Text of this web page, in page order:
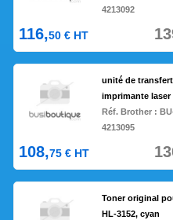
4213092
116,50 € HT
unité de
imprimante laser
Réf. Brother :
4213095
108,75 € HT
Toner original
HL-3152, cyan